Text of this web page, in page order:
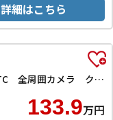
詳細はこちら
ハイブリッドMV ドライブレコーダー ETC 全周囲カメラ クリアランスソナー オートクルーズコントロール レーンアシスト 衝突被害軽減システム 両側スライド・片側電動 LEDヘッドランプ スマートキー
133.9万円